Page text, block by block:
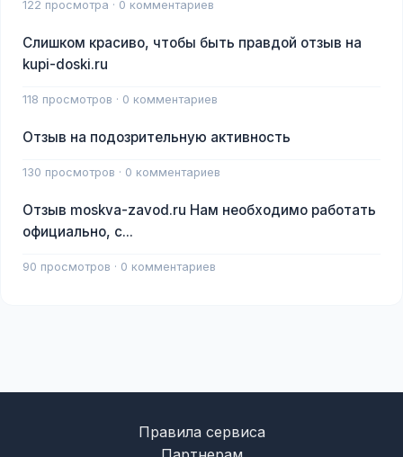
122 просмотра · 0 комментариев
Слишком красиво, чтобы быть правдой отзыв на
kupi-doski.ru
118 просмотров · 0 комментариев
Отзыв на подозрительную активность
130 просмотров · 0 комментариев
Отзыв moskva-zavod.ru Нам необходимо работать
официально, с...
90 просмотров · 0 комментариев
Правила сервиса